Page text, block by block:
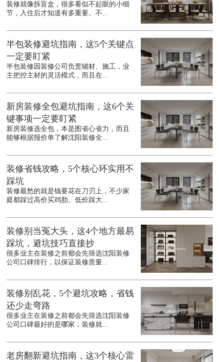
装修就像拆盲盒，很多看似不起眼的小细
节，入住后才知道有多重要。不...
半包装修避坑指南，这5个关键点
一定要盯紧
半包装修因装修公司负责辅材、施工，业
主把控主材的灵活模式，而且在...
新房装修全包避坑指南，这6个关
键事项一定要盯紧
新房装修选全包，本是图省心省力，而且
能够根据报价单了解沈阳装修全...
装修省钱攻略，5个核心环实用不
踩坑
装修最愁的就是钱要花在刀刃上，不少家
庭都踩过高价买鸡肋、低价踩大...
装修别当冤大头，这4个地方最易
踩坑，避坑技巧直接抄
很多业主在装修之前都会先筛选沈阳装修
公司口碑排行，以保证装修质量...
装修别乱花，5个避坑攻略，省钱
还少走弯路
很多业主在装修之前都会先筛选沈阳装修
公司口碑最好的是哪家，装修就...
老房翻新避坑指南，这3个核心雷